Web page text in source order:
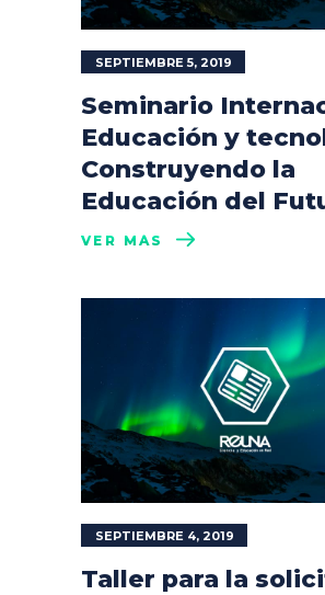
SEPTIEMBRE 5, 2019
Seminario
Educación y
Construyendo la
Educación del
VER MÁS
SEPTIEMBRE 4, 2019
Taller para la